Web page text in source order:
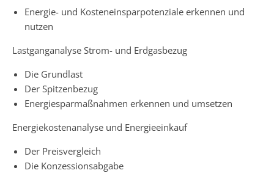
Energie- und Kosteneinsparpotenziale erkennen und
nutzen
Lastganganalyse Strom- und Erdgasbezug
Die Grundlast
Der Spitzenbezug
Energiesparmaßnahmen erkennen und umsetzen
Energiekostenanalyse und Energieeinkauf
Der Preisvergleich
Die Konzessionsabgabe